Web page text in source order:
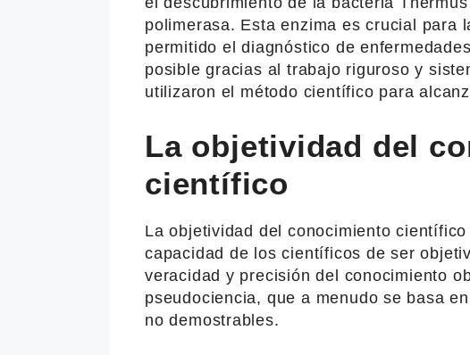
polimerasa. Esta enzima es crucial para
permitido el diagnóstico de
posible gracias al trabajo riguroso y
utilizaron el método científico para
La objetividad del
científico
La objetividad del conocimiento
capacidad de los científicos de ser
veracidad y precisión del conocimiento
pseudociencia, que a menudo se basa
no demostrables.